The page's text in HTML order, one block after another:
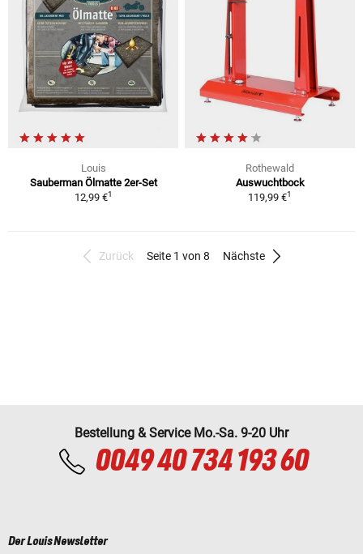
Louis
Sauberman Ölmatte 2er-Set
12,99 €1
Rothewald
Auswuchtbock
119,99 €1
Zurück Seite 1 von 8 Nächste
Bestellung & Service Mo.-Sa. 9-20 Uhr
0049 40 734 193 60
Der Louis Newsletter